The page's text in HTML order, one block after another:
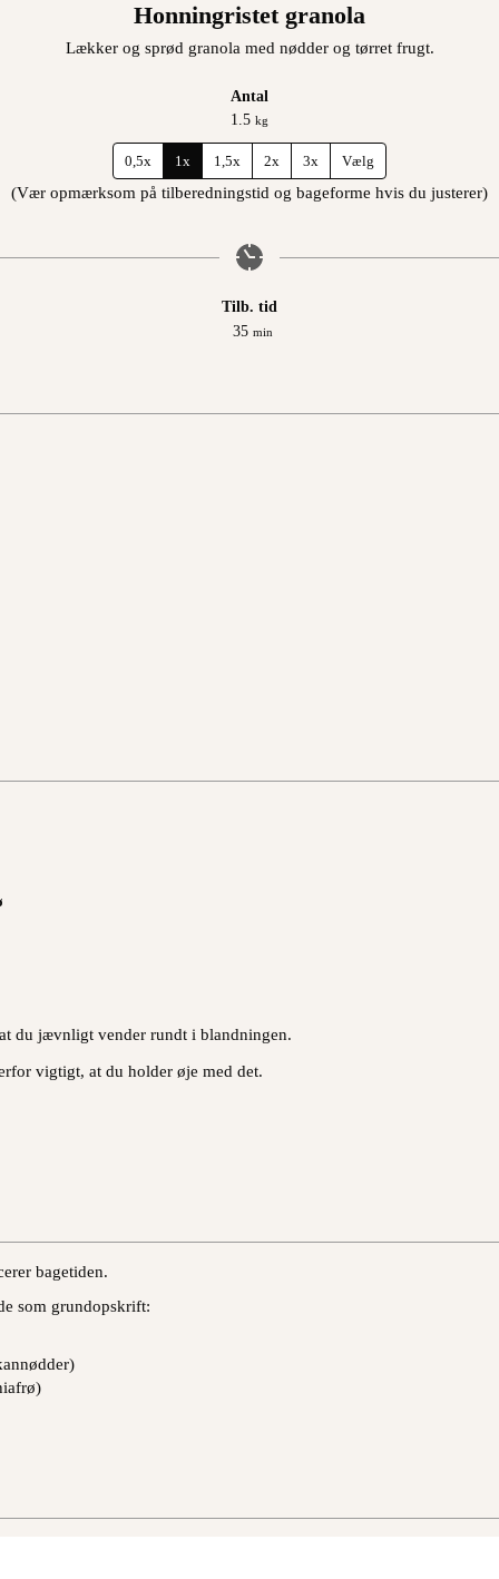
Honningristet granola
Lækker og sprød granola med nødder og tørret frugt.
Antal
1.5 kg
0,5x 1x 1,5x 2x 3x Vælg
(Vær opmærksom på tilberedningstid og bageforme hvis du justerer)
Tilb. tid
35minutter
min
du jævnligt vender rundt i blandningen.
vigtigt, at du holder øje med det.
bagetiden.
som grundopskrift: